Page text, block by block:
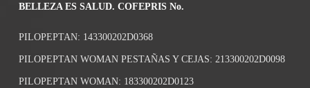
BELLEZA ES SALUD. COFEPRIS No.
PILOPEPTAN: 143300202D0368
PILOPEPTAN WOMAN PESTAÑAS Y CEJAS: 213300202D0098
PILOPEPTAN WOMAN: 183300202D0123